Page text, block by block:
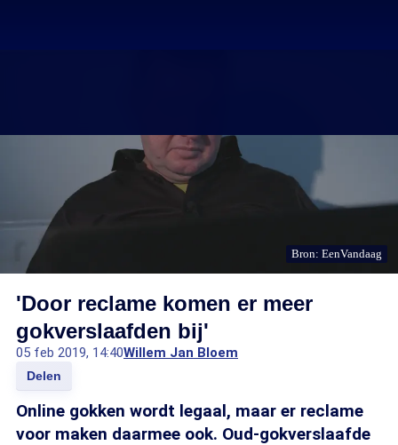
Bron: EenVandaag
'Door reclame komen er meer
gokverslaafden bij'
05 feb 2019, 14:40Willem Jan Bloem
Delen
Online gokken wordt legaal, maar er reclame
voor maken daarmee ook. Oud-gokverslaafde